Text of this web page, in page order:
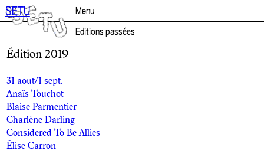
Aller
au
SETU Menu
Editions passées
Édition 2019
31 aout/1 sept.
Anaïs Touchot
Blaise Parmentier
Charlène Darling
Considered To Be Allies
Élise Carron